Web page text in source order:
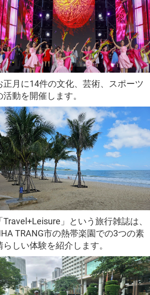
た流行に関連するドキュメント
続のフォーム
正月に14件の文化、芸術、スポーツ
活動を開催します。
「Travel+Leisure」という旅行雑誌は、
TRANG市の熱帯楽園での3つの素
らしい体験を紹介します。